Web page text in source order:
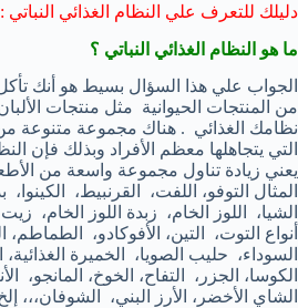
دليلك للتعرف علي النظام الغذائي النباتي :
ما هو النظام الغذائي النباتي ؟
الجواب علي هذا السؤال بسيط هو أنك
من المنتجات الحيوانية مثل منتجات
نظامك الغذائي . هناك مجموعة متنوعة من
التي يتجاهلها معظم الأفراد وبذلك فإن
يعني زيادة تناول مجموعة واسعة من
المثال التوفو، اللفت، القرنبيط، الكينوا،
الشيا، اللوز الخام، زبدة اللوز الخام،
أنواع التوت، التين، الأفوكادو،
السوداء، حليب الصويا، الخميرة الغذائية،
الكوسا، الجزر، التفاح، الخوخ، المانجو،
الشاي الأخضر، الأرز البني، الشوفان،،،